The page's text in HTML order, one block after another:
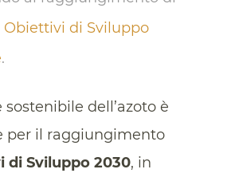
Obiettivi di Sviluppo
.
sostenibile dell’azoto è
per il raggiungimento
di Sviluppo 2030, in